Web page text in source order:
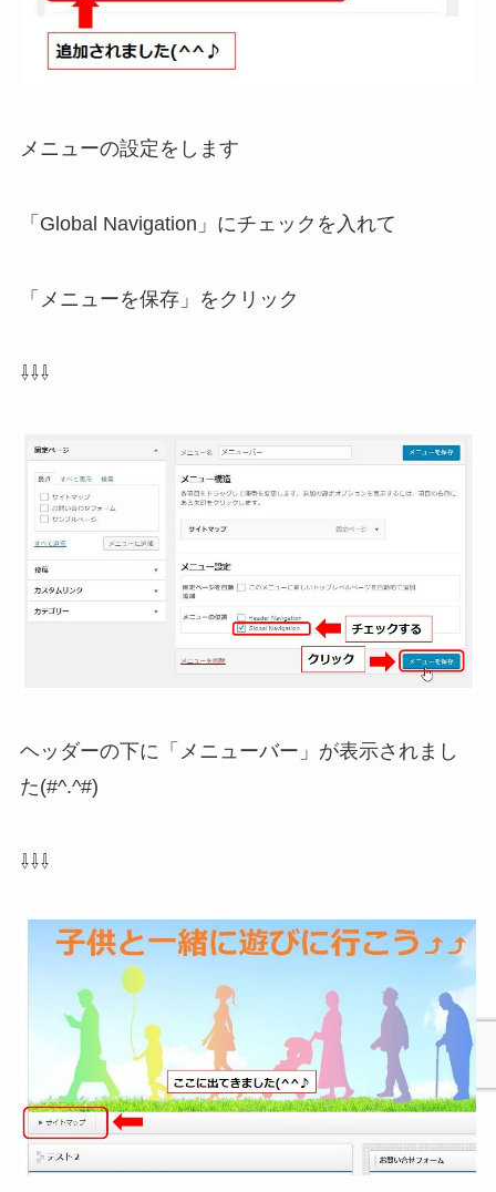
メニューの設定をします
「Global Navigation」にチェックを入れて
「メニューを保存」をクリック
⇩⇩⇩
ヘッダーの下に「メニューバー」が表示されまし
た(#^.^#)
⇩⇩⇩